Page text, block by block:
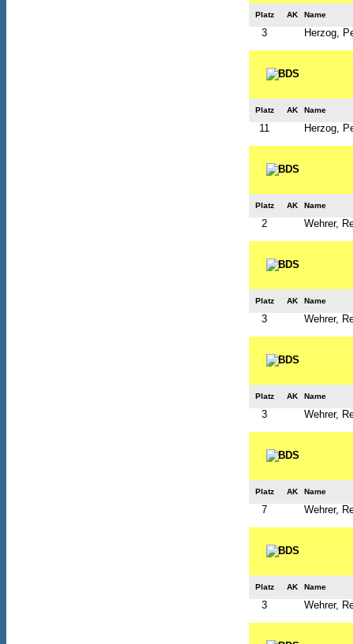
Platz AK Name
3 Herzog,
Platz AK Name
11 Herzog,
Platz AK Name
2 Wehrer,
Platz AK Name
3 Wehrer,
Platz AK Name
3 Wehrer,
Platz AK Name
7 Wehrer,
Platz AK Name
3 Wehrer,